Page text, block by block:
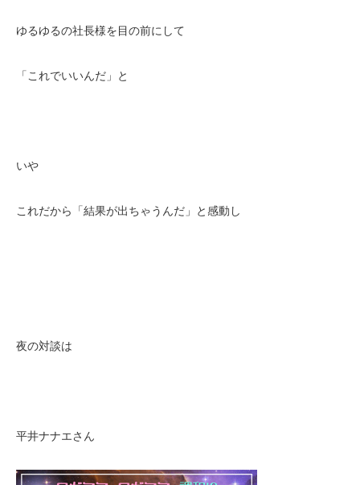
ゆるゆるの社長様を目の前にして
「これでいいんだ」と
いや
これだから「結果が出ちゃうんだ」と感動し
夜の対談は
平井ナナエさん